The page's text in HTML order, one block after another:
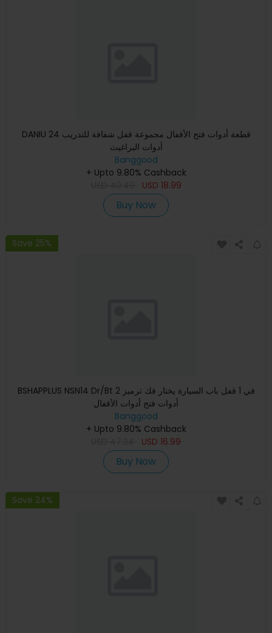
DANIU 24 قطعة أدوات فتح الأقفال مجموعة قفل شفافة للتدريب
أدوات البراغيث
Banggood
+ Upto 9.80% Cashback
USD 18.99
Buy Now
Save 25%
BSHAPPLUS NSN14 Dr/Bt 2 في 1 قفل باب السيارة يختار فك ترميز
أدوات فتح أدوات الأقفال
Banggood
+ Upto 9.80% Cashback
USD 16.99
Buy Now
Save 24%